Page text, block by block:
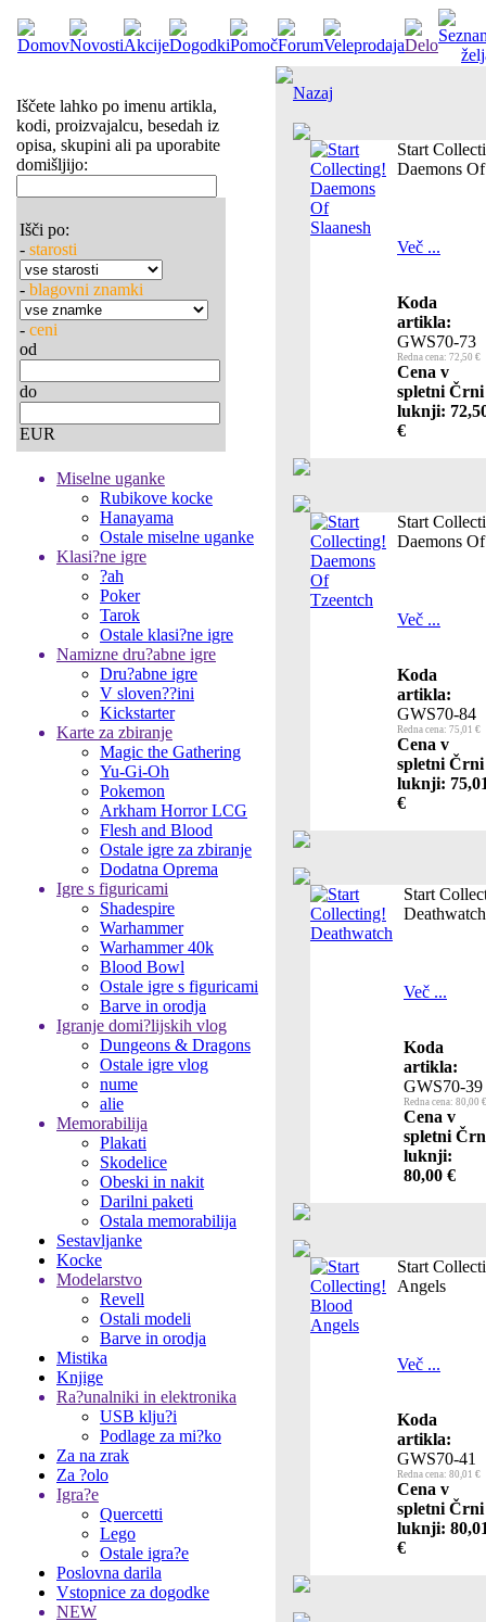
Iščete lahko po imenu artikla,
kodi, proizvajalcu, besedah iz
opisa, skupini ali pa uporabite
domišljijo:
Išči po:
- starosti
- blagovni znamki
- ceni
od
do
EUR
Miselne uganke
Rubikove kocke
Hanayama
Ostale miselne uganke
Klasi?ne igre
?ah
Poker
Tarok
Ostale klasi?ne igre
Namizne dru?abne igre
Dru?abne igre
V sloven??ini
Kickstarter
Karte za zbiranje
Magic the Gathering
Yu-Gi-Oh
Pokemon
Arkham Horror LCG
Flesh and Blood
Ostale igre za zbiranje
Dodatna Oprema
Igre s figuricami
Shadespire
Warhammer
Warhammer 40k
Blood Bowl
Ostale igre s figuricami
Barve in orodja
Igranje domi?lijskih vlog
Dungeons & Dragons
Ostale igre vlog
nume
alie
Memorabilija
Plakati
Skodelice
Obeski in nakit
Darilni paketi
Ostala memorabilija
Sestavljanke
Kocke
Modelarstvo
Revell
Ostali modeli
Barve in orodja
Mistika
Knjige
Ra?unalniki in elektronika
USB klju?i
Podlage za mi?ko
Za na zrak
Za ?olo
Igra?e
Quercetti
Lego
Ostale igra?e
Poslovna darila
Vstopnice za dogodke
NEW
Nazaj
Start
Daemons
Več ...
Koda
artikla:
GWS70-73
Redna cena: 72,50 €
Cena v
spletni Črni
luknji:
€
Start
Daemons
Več ...
Koda
artikla:
GWS70-84
Redna cena: 75,01 €
Cena v
spletni Črni
luknji:
€
Start
Deathwatch
Več ...
Koda
artikla:
GWS70-39
Redna cena: 80,00 €
Cena v
spletni
luknji:
80,00 €
Start
Angels
Več ...
Koda
artikla:
GWS70-41
Redna cena: 80,01 €
Cena v
spletni Črni
luknji:
€